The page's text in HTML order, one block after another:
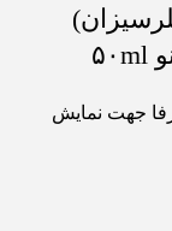
جهت نمایش